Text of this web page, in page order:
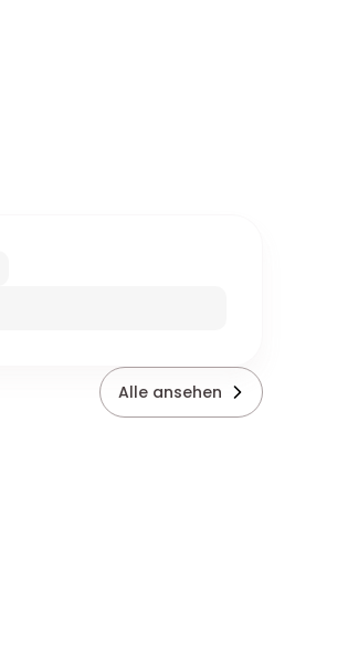
Alle ansehen